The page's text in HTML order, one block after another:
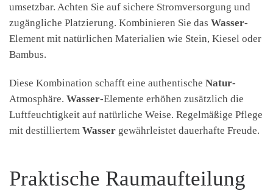
umsetzbar. Achten Sie auf sichere Stromversorgung und
zugängliche Platzierung. Kombinieren Sie das Wasser-
Element mit natürlichen Materialien wie Stein, Kiesel oder
Bambus.
Diese Kombination schafft eine authentische Natur-
Atmosphäre. Wasser-Elemente erhöhen zusätzlich die
Luftfeuchtigkeit auf natürliche Weise. Regelmäßige Pflege
mit destilliertem Wasser gewährleistet dauerhafte Freude.
Praktische Raumaufteilung